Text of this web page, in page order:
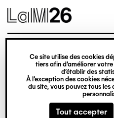
Gestion des cookies
Ce site utilise des cookies
tiers afin d’améliorer
d’établir des
À l’exception des cookies
du site, vous pouvez tous les
Tout accepter
contenu